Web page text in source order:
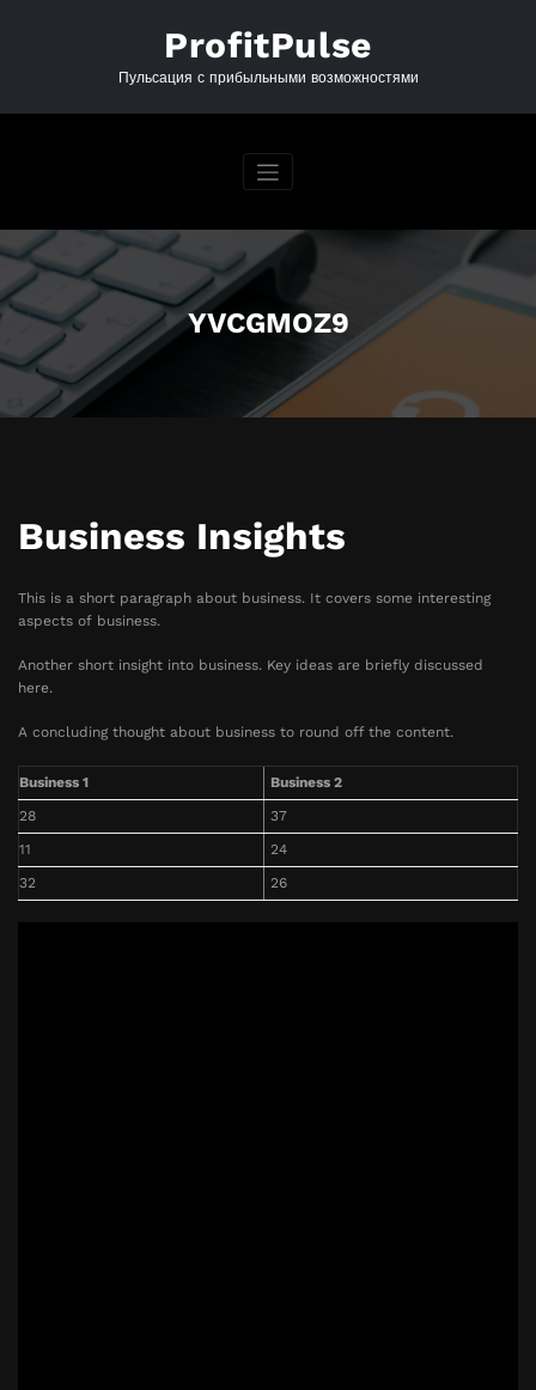
ProfitPulse
Пульсация с прибыльными возможностями
YVCGMOZ9
Business Insights
This is a short paragraph about business. It covers some interesting
aspects of business.
Another short insight into business. Key ideas are briefly discussed
here.
A concluding thought about business to round off the content.
Business 1
Business 2
28
37
11
24
32
26